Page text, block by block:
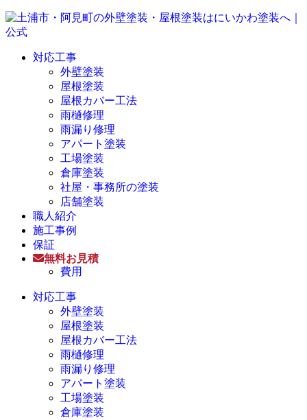
対応工事
外壁塗装
屋根塗装
屋根カバー工法
雨樋修理
雨漏り修理
アパート塗装
工場塗装
倉庫塗装
社屋・事務所の塗装
店舗塗装
職人紹介
施工事例
保証
無料お見積
費用
対応工事
外壁塗装
屋根塗装
屋根カバー工法
雨樋修理
雨漏り修理
アパート塗装
工場塗装
倉庫塗装